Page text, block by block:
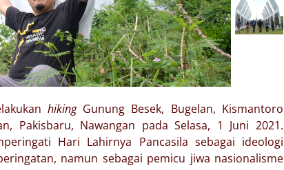
hikingGunung Besek, Bugelan, Kismantoro
Pakisbaru, Nawangan pada Selasa, 1 Juni 2021.
Hari Lahirnya Pancasila sebagai ideologi
namun sebagai pemicu jiwa nasionalisme